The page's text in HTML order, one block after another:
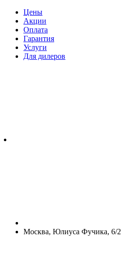
Цены
Акции
Оплата
Гарантия
Услуги
Для дилеров
Москва, Юлиуса Фучика, 6/2